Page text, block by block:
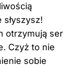
otrzymują ser
Czyż to nie
sobie